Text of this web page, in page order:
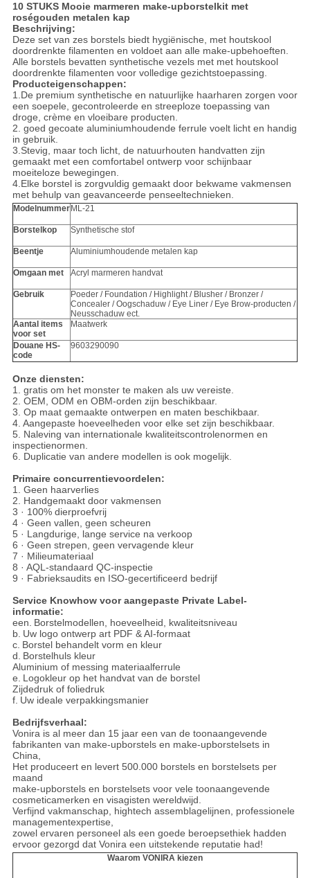
10 STUKS Mooie marmeren make-upborstelkit met
roségouden metalen kap
Beschrijving:
Deze set van zes borstels biedt hygiënische, met houtskool
doordrenkte filamenten en voldoet aan alle make-upbehoeften.
Alle borstels bevatten synthetische vezels met met houtskool
doordrenkte filamenten voor volledige gezichtstoepassing.
Producteigenschappen:
1.De premium synthetische en natuurlijke haarharen zorgen voor
een soepele, gecontroleerde en streeploze toepassing van
droge, crème en vloeibare producten.
2. goed gecoate aluminiumhoudende ferrule voelt licht en handig
in gebruik.
3.Stevig, maar toch licht, de natuurhouten handvatten zijn
gemaakt met een comfortabel ontwerp voor schijnbaar
moeiteloze bewegingen.
4.Elke borstel is zorgvuldig gemaakt door bekwame vakmensen
met behulp van geavanceerde penseeltechnieken.
Modelnummer ML-21
Borstelkop Synthetische stof
Beentje Aluminiumhoudende metalen kap
Omgaan met Acryl marmeren handvat
Gebruik
Poeder / Foundation / Highlight / Blusher / Bronzer /
Concealer / Oogschaduw / Eye Liner / Eye Brow-producten /
Neusschaduw ect.
Aantal items
voor set
Maatwerk
Douane HS-
code
9603290090
Onze diensten:
1. gratis om het monster te maken als uw vereiste.
2. OEM, ODM en OBM-orden zijn beschikbaar.
3. Op maat gemaakte ontwerpen en maten beschikbaar.
4. Aangepaste hoeveelheden voor elke set zijn beschikbaar.
5. Naleving van internationale kwaliteitscontrolenormen en
inspectienormen.
6. Duplicatie van andere modellen is ook mogelijk.
Primaire concurrentievoordelen:
1. Geen haarverlies
2. Handgemaakt door vakmensen
3 · 100% dierproefvrij
4 · Geen vallen, geen scheuren
5 · Langdurige, lange service na verkoop
6 · Geen strepen, geen vervagende kleur
7 · Milieumateriaal
8 · AQL-standaard QC-inspectie
9 · Fabrieksaudits en ISO-gecertificeerd bedrijf
Service Knowhow voor aangepaste Private Label-
informatie:
een. Borstelmodellen, hoeveelheid, kwaliteitsniveau
b. Uw logo ontwerp art PDF & AI-formaat
c. Borstel behandelt vorm en kleur
d. Borstelhuls kleur
Aluminium of messing materiaalferrule
e. Logokleur op het handvat van de borstel
Zijdedruk of foliedruk
f. Uw ideale verpakkingsmanier
Bedrijfsverhaal:
Vonira is al meer dan 15 jaar een van de toonaangevende
fabrikanten van make-upborstels en make-upborstelsets in
China,
Het produceert en levert 500.000 borstels en borstelsets per
maand
make-upborstels en borstelsets voor vele toonaangevende
cosmeticamerken en visagisten wereldwijd.
Verfijnd vakmanschap, hightech assemblagelijnen, professionele
managementexpertise,
zowel ervaren personeel als een goede beroepsethiek hadden
ervoor gezorgd dat Vonira een uitstekende reputatie had!
Waarom VONIRA kiezen